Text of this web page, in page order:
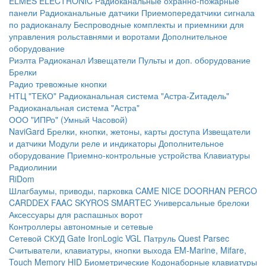
панели Радиоканальные датчики Приемопередатчики сигнала
по радиоканалу Беспроводные комплекты и приемники для
управления рольставнями и воротами Дополнительное
оборудование
Риэлта Радиоканал Извещатели Пульты и доп. оборудование
Брелки
Радио тревожные кнопки
НТЦ "ТЕКО" Радиоканальная система "Астра-Zитадель"
Радиоканальная система "Астра"
ООО "ИПРо" (Умный Часовой)
NaviGard Брелки, кнопки, жетоны, карты доступа Извещатели
и датчики Модули реле и индикаторы Дополнительное
оборудование Приемно-контрольные устройства Клавиатуры
Радиолинии
RiDom
Шлагбаумы, приводы, парковка CAME NICE DOORHAN PERCO
CARDDEX FAAC SKYROS SMARTEC Универсальные брелоки
Аксессуары для распашных ворот
Контроллеры автономные и сетевые
Сетевой СКУД Gate IronLogic VGL Патруль Quest Parsec
Считыватели, клавиатуры, кнопки выхода EM-Marine, Mifare,
Touch Memory HID Биометрические Кодонаборные клавиатуры